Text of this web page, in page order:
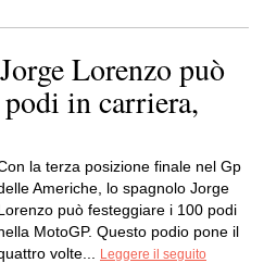
Lorenzo può
in carriera,
la terza posizione finale nel Gp
Americhe, lo spagnolo Jorge
può festeggiare i 100 podi
MotoGP. Questo podio pone il
volte...
Leggere il seguito